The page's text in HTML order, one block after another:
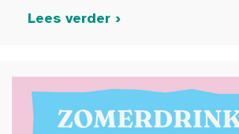
Lees verder ›